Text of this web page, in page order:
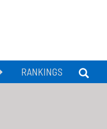
RANKINGS